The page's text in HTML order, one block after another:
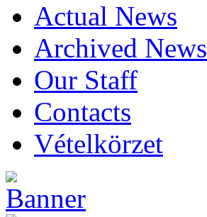
Actual News
Archived News
Our Staff
Contacts
Vételkörzet